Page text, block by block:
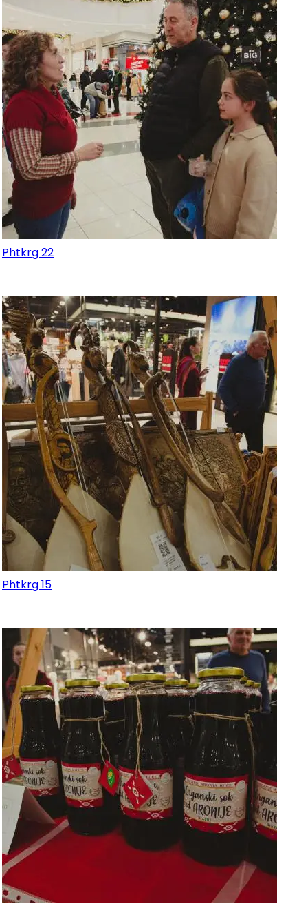
Phtkrg 22
Phtkrg 15